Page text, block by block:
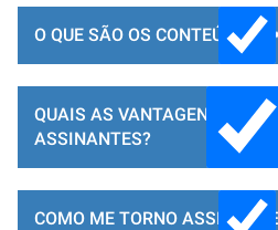
O QUE SÃO OS CONTEÚDOS
QUAIS AS VANTAGENS PARA
ASSINANTES?
COMO ME TORNO